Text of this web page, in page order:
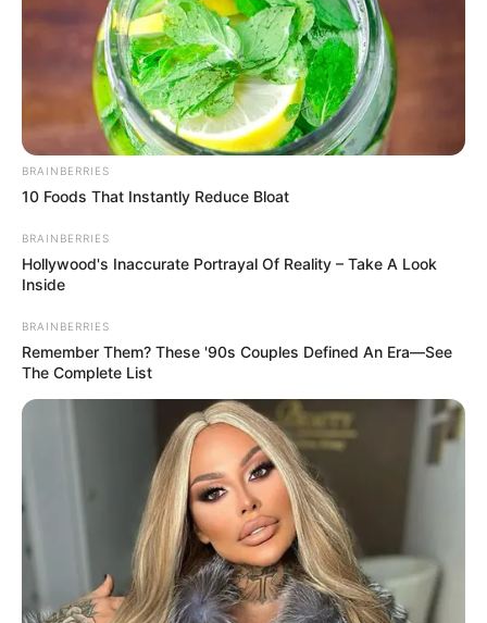
απίστευτη κλοπήβραδινές ώρες όταν δεν
υπήρχε κάποιος στην περιοχή.
Εκμεταλλεύτηκαν το σκοτάδι και πήραν τον
μετασχηματιστή χωρίς να τους νοιάζει που
μια πόλη έμεινε χωρίς σταγόνα νερού. Για το
περιστατικό ενημερώθηκε η αστυνομία που
κάνει έρευνες για τον εντοπισμό τους ενώ
θέμα συζήτησηςείναι για το πως
κατόρθωσαν να τον κατεβάσουν από τόσο
ύψος.
BRAINBERRIES
10 Foods That Instantly Reduce Bloat
BRAINBERRIES
Hollywood's Inaccurate Portrayal Of Reality – Take A Look
Inside
BRAINBERRIES
Remember Them? These '90s Couples Defined An Era—See
The Complete List